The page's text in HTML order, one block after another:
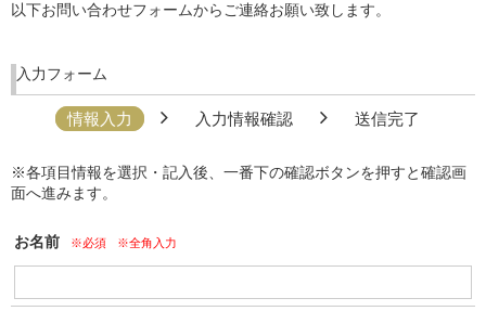
以下お問い合わせフォームからご連絡お願い致します。
入力フォーム
情報入力 入力情報確認 送信完了
※各項目情報を選択・記入後、一番下の確認ボタンを押すと確認画
面へ進みます。
お名前 ※必須 ※全角入力